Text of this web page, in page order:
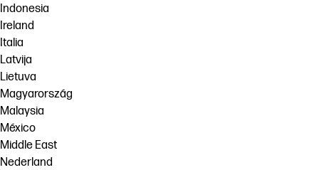
Indonesia
Ireland
Italia
Latvija
Lietuva
Magyarország
Malaysia
México
Middle East
Nederland